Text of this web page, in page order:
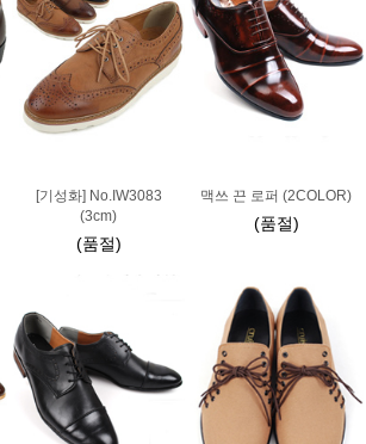
[기성화] No.IW3083
(3cm)
(품절)
맥쓰 끈 로퍼 (2COLOR)
(품절)